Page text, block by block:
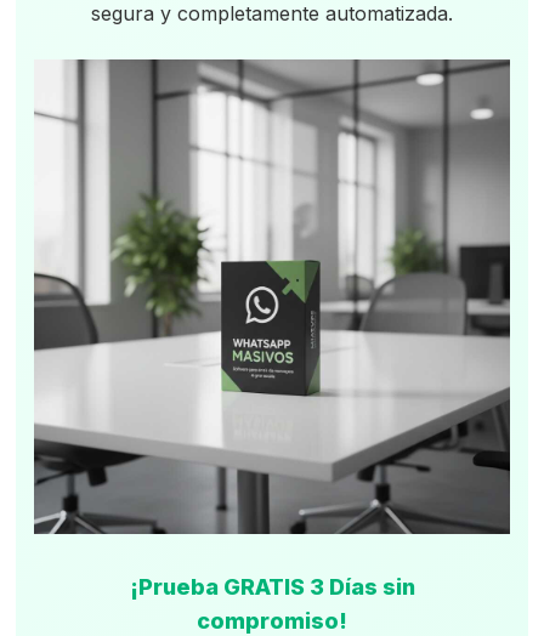
segura y completamente automatizada.
¡Prueba GRATIS 3 Días sin
compromiso!